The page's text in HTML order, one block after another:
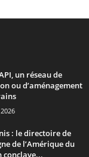
un réseau de
ou d’aménagement
: le directoire de
de l’Amérique du
conclave...